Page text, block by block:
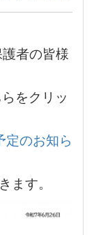
者の皆様
をクリッ
定のお知ら
ます。